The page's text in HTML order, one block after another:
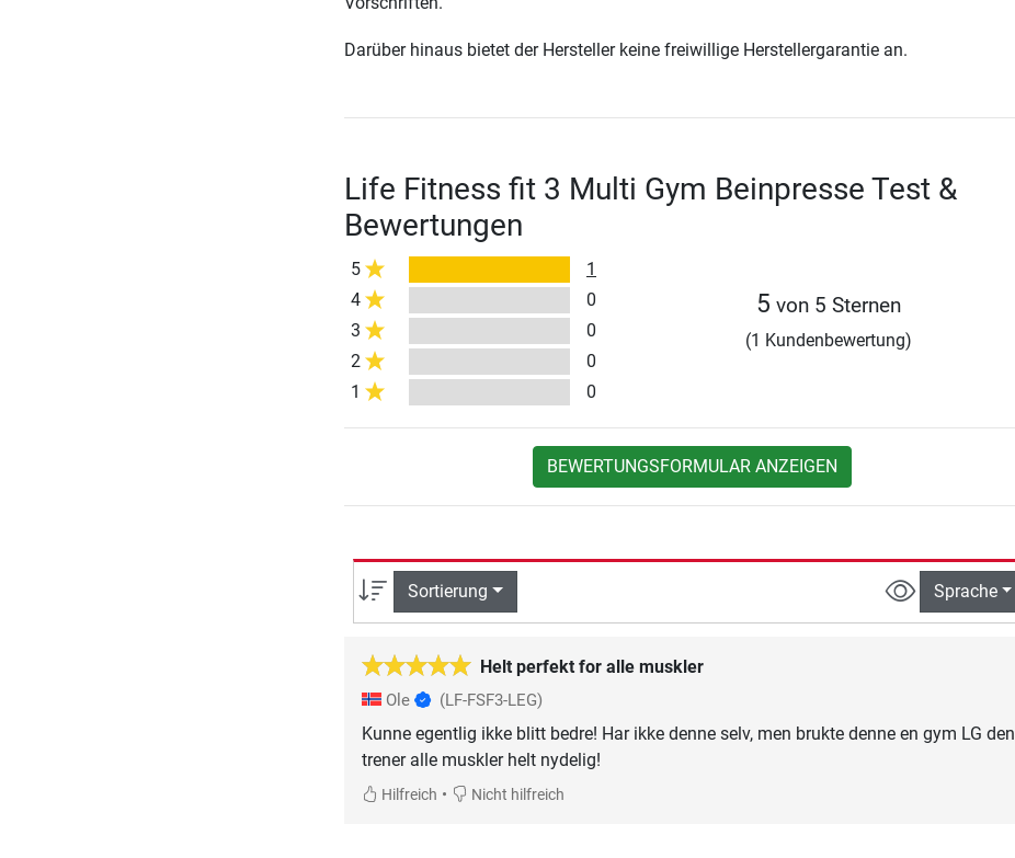
Darüber hinaus bietet der Hersteller keine freiwillige Herstellergarantie an.
Life Fitness fit 3 Multi Gym Beinpresse Test &
Bewertungen
5
1
4
0
3
0
2
0
1
0
5 von 5 Sternen
(1 Kundenbewertung)
BEWERTUNGSFORMULAR ANZEIGEN
Sortierung Sprache
Helt perfekt for alle muskler
Ole (LF-FSF3-LEG)
Kunne egentlig ikke blitt bedre! Har ikke denne selv, men brukte denne en gym LG den
trener alle muskler helt nydelig!
Hilfreich • Nicht hilfreich